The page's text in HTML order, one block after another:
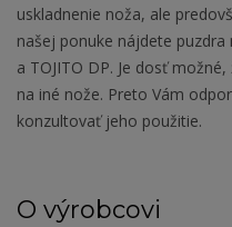
uskladnenie noža, ale
našej ponuke nájdete puzdra
a TOJITO DP. Je dosť
na iné nože. Preto Vám
konzultovať jeho použitie.
O výrobcovi